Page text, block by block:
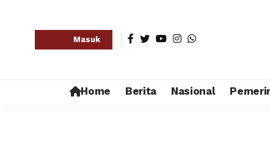
Masuk
Home Berita Nasional